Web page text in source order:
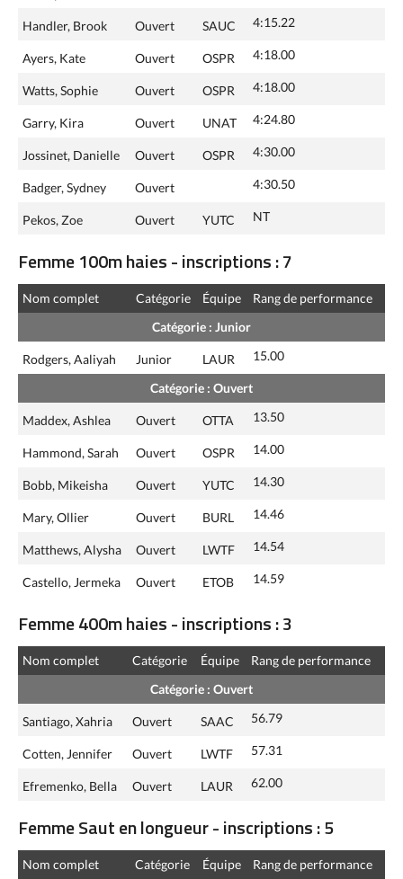
Handler, Brook Ouvert SAUC 4:15.22
Ayers, Kate Ouvert OSPR 4:18.00
Watts, Sophie Ouvert OSPR 4:18.00
Garry, Kira Ouvert UNAT 4:24.80
Jossinet, Danielle Ouvert OSPR 4:30.00
Badger, Sydney Ouvert 4:30.50
Pekos, Zoe Ouvert YUTC NT
Femme 100m haies - inscriptions : 7
Nom complet Catégorie Équipe
Rang de performance
Catégorie : Junior
Rodgers, Aaliyah Junior LAUR 15.00
Catégorie : Ouvert
Maddex, Ashlea Ouvert OTTA 13.50
Hammond, Sarah Ouvert OSPR 14.00
Bobb, Mikeisha Ouvert YUTC 14.30
Mary, Ollier Ouvert BURL 14.46
Matthews, Alysha Ouvert LWTF 14.54
Castello, Jermeka Ouvert ETOB 14.59
Femme 400m haies - inscriptions : 3
Nom complet Catégorie Équipe
Rang de performance
Catégorie : Ouvert
Santiago, Xahria Ouvert SAAC 56.79
Cotten, Jennifer Ouvert LWTF 57.31
Efremenko, Bella Ouvert LAUR 62.00
Femme Saut en longueur - inscriptions : 5
Nom complet Catégorie Équipe
Rang de performance